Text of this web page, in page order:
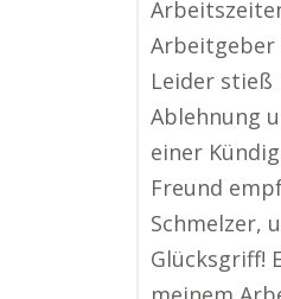
Arbeitgeber
Leider stieß
Ablehnung
einer
Freund
Schmelzer,
Glücksgriff!